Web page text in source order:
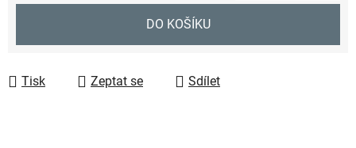
DO KOŠÍKU
Tisk Zeptat se Sdílet